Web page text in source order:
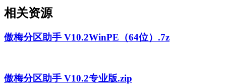
相关资源
傲梅分区助手 V10.2WinPE（64位）.7z
傲梅分区助手 V10.2专业版.zip